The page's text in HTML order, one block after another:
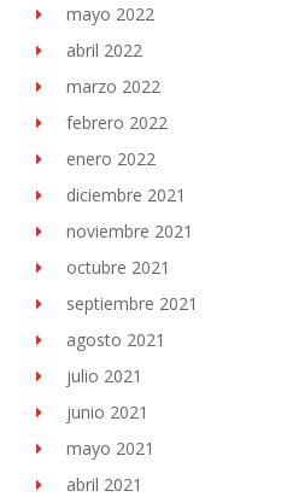
mayo 2022
abril 2022
marzo 2022
febrero 2022
enero 2022
diciembre 2021
noviembre 2021
octubre 2021
septiembre 2021
agosto 2021
julio 2021
junio 2021
mayo 2021
abril 2021